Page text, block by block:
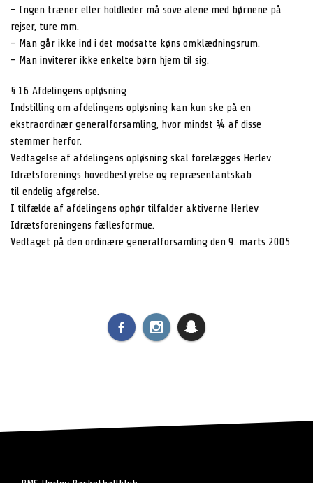
– Ingen træner eller holdleder må sove alene med børnene på
rejser, ture mm.
– Man går ikke ind i det modsatte køns omklædningsrum.
– Man inviterer ikke enkelte børn hjem til sig.
§ 16 Afdelingens opløsning
Indstilling om afdelingens opløsning kan kun ske på en
ekstraordinær generalforsamling, hvor mindst ¾ af disse
stemmer herfor.
Vedtagelse af afdelingens opløsning skal forelægges Herlev
Idrætsforenings hovedbestyrelse og repræsentantskab
til endelig afgørelse.
I tilfælde af afdelingens ophør tilfalder aktiverne Herlev
Idrætsforeningens fællesformue.
Vedtaget på den ordinære generalforsamling den 9. marts 2005